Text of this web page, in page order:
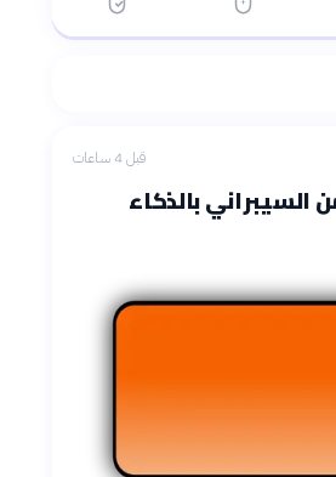
قبل 4 ساعات
السيبراني بالذكاء